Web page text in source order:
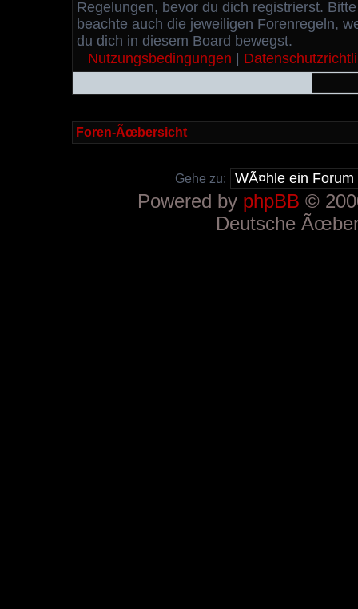
Regelungen, bevor du dich registrierst. Bitte
beachte auch die jeweiligen Forenregeln,
du dich in diesem Board bewegst.
Nutzungsbedingungen
Foren-Ãœbersicht
Gehe zu:
Powered by phpBB ©
Deutsche